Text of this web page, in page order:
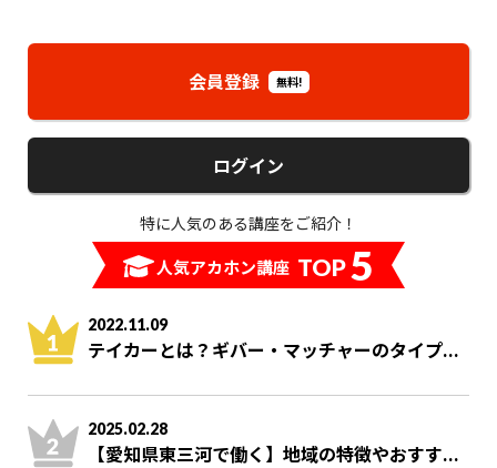
会員登録 無料!
ログイン
特に人気のある講座をご紹介！
人気アカホン講座 TOP5
2022.11.09
テイカーとは？ギバー・マッチャーのタイプ...
2025.02.28
【愛知県東三河で働く】地域の特徴やおすす...